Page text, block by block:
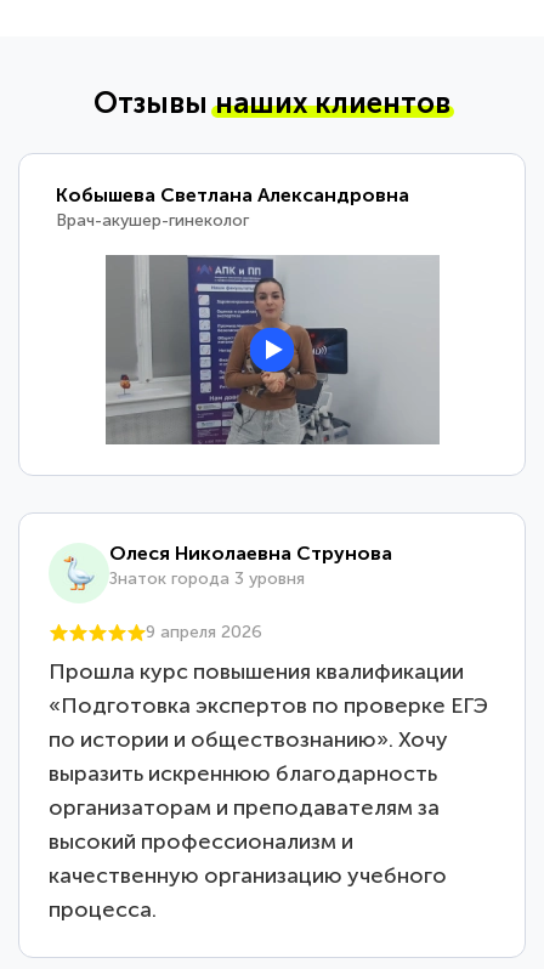
Отзывынаших клиентов
Кобышева Светлана Александровна
Врач-акушер-гинеколог
Олеся Николаевна Струнова
Знаток города 3 уровня
9 апреля 2026
Прошла курс повышения квалификации
«Подготовка экспертов по проверке ЕГЭ
по истории и обществознанию». Хочу
выразить искреннюю благодарность
организаторам и преподавателям за
высокий профессионализм и
качественную организацию учебного
процесса.